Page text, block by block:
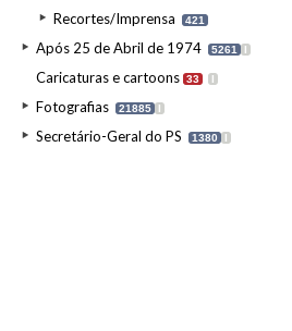
Recortes/Imprensa 421
Após 25 de Abril de 1974 5261 I
Caricaturas e cartoons 33 I
Fotografias 21885 I
Secretário-Geral do PS 1380 I